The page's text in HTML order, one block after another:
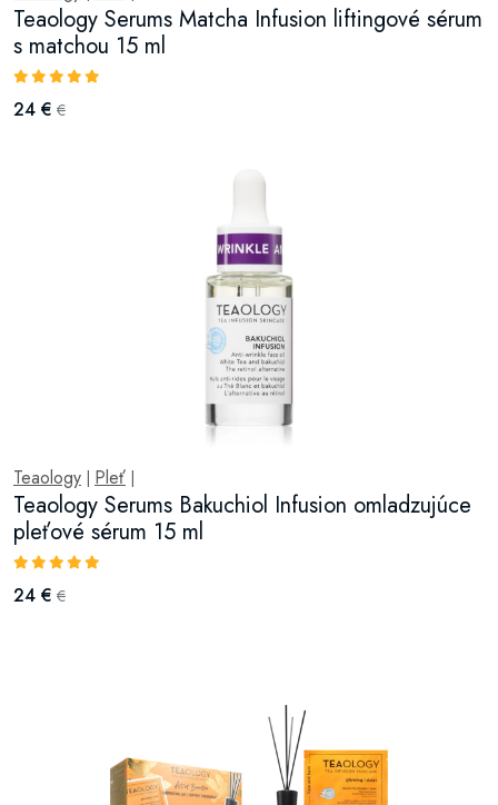
Teaology Serums Matcha Infusion liftingové sérum
s matchou 15 ml
24 € €
Teaology Pleť
Teaology Serums Bakuchiol Infusion omladzujúce
pleťové sérum 15 ml
24 € €